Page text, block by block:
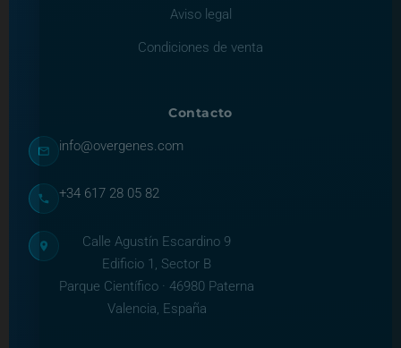
Aviso legal
Condiciones de venta
Contacto
info@overgenes.com
+34 617 28 05 82
Calle Agustín Escardino 9
Edificio 1, Sector B
Parque Científico · 46980 Paterna
Valencia, España